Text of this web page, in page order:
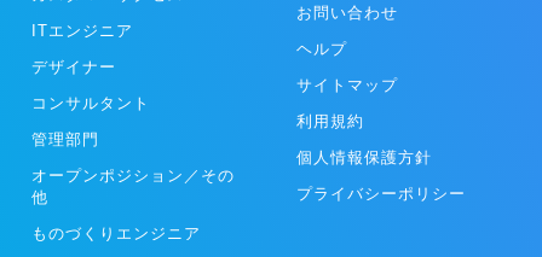
ITエンジニア
デザイナー
コンサルタント
管理部門
オープンポジション／その
他
ものづくりエンジニア
お問い合わせ
ヘルプ
サイトマップ
利用規約
個人情報保護方針
プライバシーポリシー